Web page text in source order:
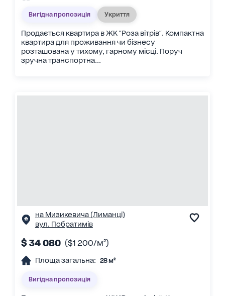
Вигідна пропозиція Укриття
Продається квартира в ЖК "Роза вітрів". Компактна
квартира для проживання чи бізнесу
розташована у тихому, гарному місці. Поруч
зручна транспортна...
на Мизикевича (Лиманці)
вул. Побратимів
$ 34 080 ($1 200/м²)
Площа загальна: 28 м²
Вигідна пропозиція